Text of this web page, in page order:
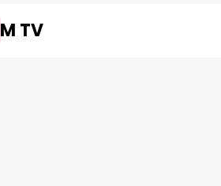
MM TV